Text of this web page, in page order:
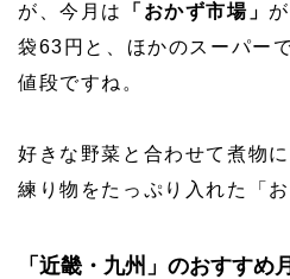
が、今月は
「おかず市場」
袋63円と、ほかのスーパー
値段ですね。
好きな野菜と合わせて煮物
練り物をたっぷり入れた「
「近畿・九州」のおすすめ